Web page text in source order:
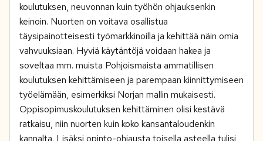
koulutuksen, neuvonnan kuin työhön ohjauksenkin
keinoin. Nuorten on voitava osallistua
täysipainotteisesti työmarkkinoilla ja kehittää näin omia
vahvuuksiaan. Hyviä käytäntöjä voidaan hakea ja
soveltaa mm. muista Pohjoismaista ammatillisen
koulutuksen kehittämiseen ja parempaan kiinnittymiseen
työelämään, esimerkiksi Norjan mallin mukaisesti.
Oppisopimuskoulutuksen kehittäminen olisi kestävä
ratkaisu, niin nuorten kuin koko kansantaloudenkin
kannalta. Lisäksi opinto-ohjausta toisella asteella tulisi